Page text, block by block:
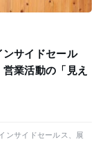
ンサイドセール
業活動の「見え
ンサイドセールス、展